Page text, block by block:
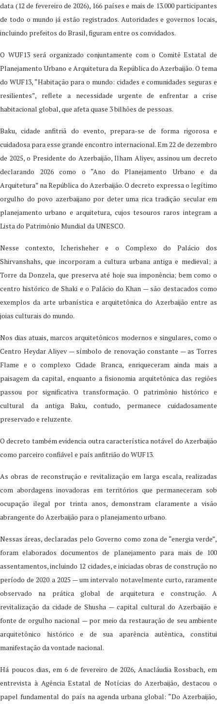
data (12 de fevereiro de 2026), 166 países e mais de 13.000 participantes
de todo o mundo já estão registrados. Autoridades e governos locais,
incluindo prefeitos do Brasil, figuram entre os convidados.
O WUF13 será organizado conjuntamente com o Comitê Estatal de
Planejamento Urbano e Arquitetura da República do Azerbaijão. O tema
do WUF13, “Habitação para o mundo: cidades e comunidades seguras e
resilientes”, reflete a necessidade urgente de enfrentar a crise
habitacional global, que afeta quase 3 bilhões de pessoas.
Baku, cidade anfitriã do evento, prepara-se de forma rigorosa e
cuidadosa para esse grande encontro internacional. Em 22 de dezembro
de 2025, o Presidente do Azerbaijão, Ilham Aliyev, assinou um decreto
declarando 2026 como o “Ano do Planejamento Urbano e da
Arquitetura” na República do Azerbaijão. O decreto expressa o legítimo
orgulho do povo azerbaijano por deter uma rica tradição secular em
planejamento urbano e arquitetura, cujos tesouros raros integram a
Lista do Patrimônio Mundial da UNESCO.
Nesse contexto, Icherisheher e o Complexo do Palácio dos
Shirvanshahs, que incorporam a cultura urbana antiga e medieval; a
Torre da Donzela, que preserva até hoje sua imponência; bem como o
centro histórico de Shaki e o Palácio do Khan — são destacados como
exemplos da arte urbanística e arquitetônica do Azerbaijão entre as
joias culturais do mundo.
Nos dias atuais, marcos arquitetônicos modernos e singulares, como o
Centro Heydar Aliyev — símbolo de renovação constante — as Torres
Flame e o complexo Cidade Branca, enriqueceram ainda mais a
paisagem da capital, enquanto a fisionomia arquitetônica das regiões
passou por significativa transformação. O patrimônio histórico e
cultural da antiga Baku, contudo, permanece cuidadosamente
preservado e reluzente.
O decreto também evidencia outra característica notável do Azerbaijão
como parceiro confiável e país anfitrião do WUF13.
As obras de reconstrução e revitalização em larga escala, realizadas
com abordagens inovadoras em territórios que permaneceram sob
ocupação ilegal por trinta anos, demonstram claramente a visão
abrangente do Azerbaijão para o planejamento urbano.
Nessas áreas, declaradas pelo Governo como zona de “energia verde”,
foram elaborados documentos de planejamento para mais de 100
assentamentos, incluindo 12 cidades, e iniciadas obras de construção no
período de 2020 a 2025 — um intervalo notavelmente curto, raramente
observado na prática global de arquitetura e construção. A
revitalização da cidade de Shusha — capital cultural do Azerbaijão e
fonte de orgulho nacional — por meio da restauração de seu ambiente
arquitetônico histórico e de sua aparência autêntica, constitui
manifestação da vontade nacional.
Há poucos dias, em 6 de fevereiro de 2026, Anacláudia Rossbach, em
entrevista à Agência Estatal de Notícias do Azerbaijão, destacou o
papel fundamental do país na agenda urbana global: “Do Azerbaijão,